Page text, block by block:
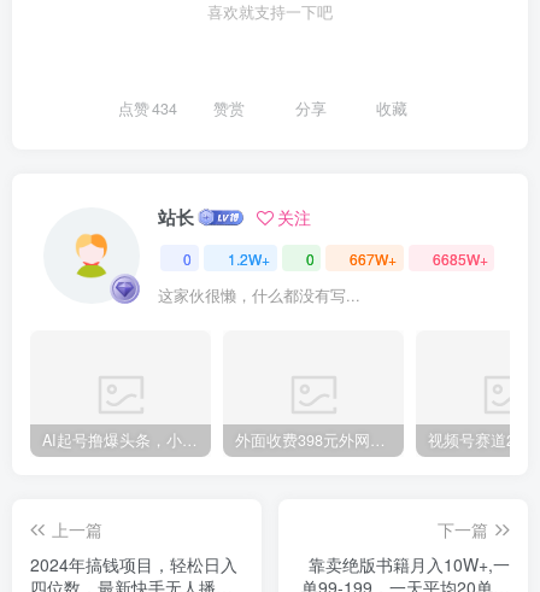
喜欢就支持一下吧
点赞434 赞赏 分享 收藏
站长 关注
0 1.2W+ 0 667W+ 6685W+
这家伙很懒，什么都没有写...
AI起号撸爆头条，小白也能操作，日入2000+ 外面收费398元外网超跑豪车汽车视频搬运至快手抖音上热门项目
上一篇
2024年搞钱项目，轻松日入
下一篇
靠卖绝版书籍月入10W+,一